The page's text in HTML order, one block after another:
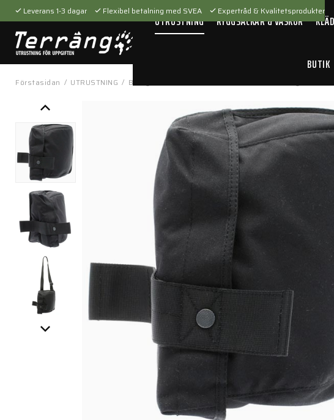
Leverans 1-3 dagar Flexibel betalning med SVEA Expertråd & Kvalitetsprodukter
UTRUSTNING RYGGSÄCKAR & VÄSKOR
BUTIK
Förstasidan / UTRUSTNING / Bärsystem